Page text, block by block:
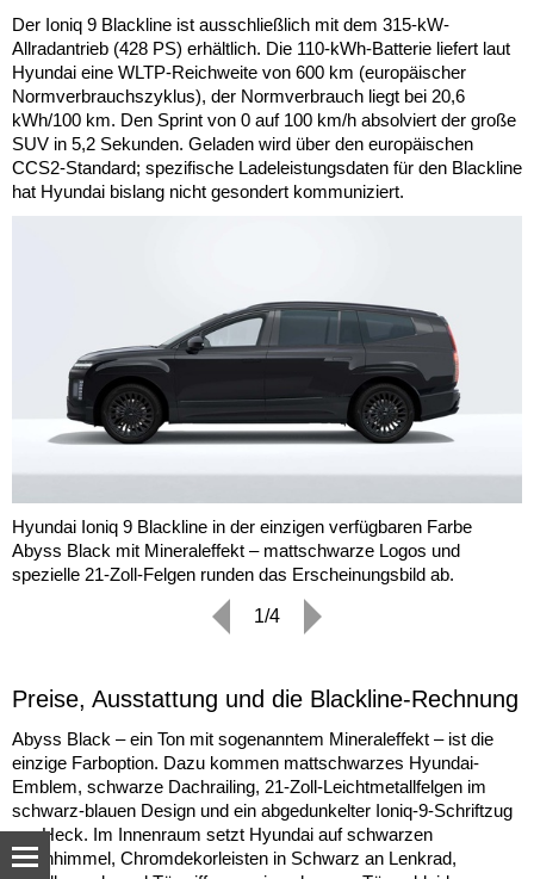
Der Ioniq 9 Blackline ist ausschließlich mit dem 315-kW-
Allradantrieb (428 PS) erhältlich. Die 110-kWh-Batterie liefert laut
Hyundai eine WLTP-Reichweite von 600 km (europäischer
Normverbrauchszyklus), der Normverbrauch liegt bei 20,6
kWh/100 km. Den Sprint von 0 auf 100 km/h absolviert der große
SUV in 5,2 Sekunden. Geladen wird über den europäischen
CCS2-Standard; spezifische Ladeleistungsdaten für den Blackline
hat Hyundai bislang nicht gesondert kommuniziert.
Hyundai Ioniq 9 Blackline in der einzigen verfügbaren Farbe
Abyss Black mit Mineraleffekt – mattschwarze Logos und
spezielle 21-Zoll-Felgen runden das Erscheinungsbild ab.
1/4
Preise, Ausstattung und die Blackline-Rechnung
Abyss Black – ein Ton mit sogenanntem Mineraleffekt – ist die
einzige Farboption. Dazu kommen mattschwarzes Hyundai-
Emblem, schwarze Dachrailing, 21-Zoll-Leichtmetallfelgen im
schwarz-blauen Design und ein abgedunkelter Ioniq-9-Schriftzug
am Heck. Im Innenraum setzt Hyundai auf schwarzen
Dachhimmel, Chromdekorleisten in Schwarz an Lenkrad,